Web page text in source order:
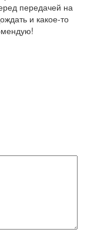
передачей на
и какое-то